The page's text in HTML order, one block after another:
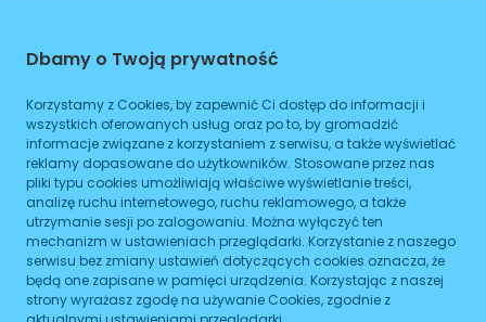
Sobota
Niedziela
08:00 -16:00
Informacje o sprawach jakie załatwisz w
tym budynku
Brak podanych spraw
Dbamy o Twoją prywatność
Korzystamy z Cookies, by zapewnić Ci dostęp do informacji i
wszystkich oferowanych usług oraz po to, by gromadzić
informacje związane z korzystaniem z serwisu, a także wyświetlać
reklamy dopasowane do użytkowników. Stosowane przez nas
pliki typu cookies umożliwiają właściwe wyświetlanie treści,
analizę ruchu internetowego, ruchu reklamowego, a także
utrzymanie sesji po zalogowaniu. Można wyłączyć ten
mechanizm w ustawieniach przeglądarki. Korzystanie z naszego
serwisu bez zmiany ustawień dotyczących cookies oznacza, że
będą one zapisane w pamięci urządzenia. Korzystając z naszej
strony wyrażasz zgodę na używanie Cookies, zgodnie z